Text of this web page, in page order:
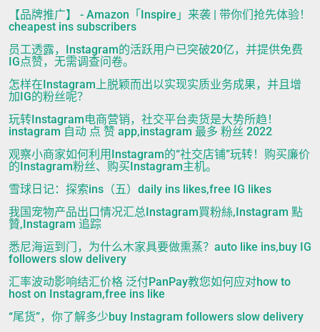
【品牌推广】 - Amazon「Inspire」来袭 | 带你们抢先体验！
cheapest ins subscribers
员工透露，Instagram的活跃用户已突破20亿，并提供免费
IG点赞，无需调查问卷。
怎样在Instagram上脱颖而出以实现实质业务成果，并且增
加IG的粉丝呢？
玩转Instagram电商营销，社交平台卖货是大势所趋！
instagram 自动 点 赞 app,instagram 最多 粉丝 2022
观察小商家如何利用Instagram的“社交店铺”玩转！购买廉价
的Instagram粉丝、购买Instagram主机。
雪球日记：探索ins（五）daily ins likes,free IG likes
我国宠物产品出口情况汇总Instagram買粉絲,Instagram 點
贊,Instagram 追踪
悉尼海运到门，为什么木家具要做熏蒸？auto like ins,buy IG
followers slow delivery
汇率波动影响结汇价格 泛付PanPay教您如何应对how to
host on Instagram,free ins like
“尾货”，你了解多少buy Instagram followers slow delivery